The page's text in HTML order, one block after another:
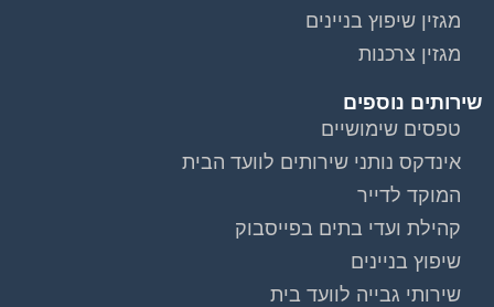
מגזין שיפוץ בניינים
מגזין צרכנות
שירותים נוספים
טפסים שימושיים
אינדקס נותני שירותים לוועד הבית
המוקד לדייר
קהילת ועדי בתים בפייסבוק
שיפוץ בניינים
שירותי גבייה לוועד בית